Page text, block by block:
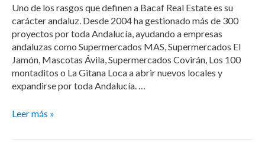
Uno de los rasgos que definen a Bacaf Real Estate es su
carácter andaluz. Desde 2004 ha gestionado más de 300
proyectos por toda Andalucía, ayudando a empresas
andaluzas como Supermercados MAS, Supermercados El
Jamón, Mascotas Ávila, Supermercados Covirán, Los 100
montaditos o La Gitana Loca a abrir nuevos locales y
expandirse por toda Andalucía. …
Leer más »